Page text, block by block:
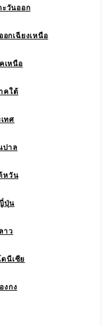
วันออก
กเฉียงเหนือ
เหนือ
คใต้
ทศ
ปาล
หวัน
ปุ่น
ลาว
นีเซีย
งกง